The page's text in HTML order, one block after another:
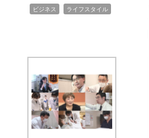
ビジネス ライフスタイル